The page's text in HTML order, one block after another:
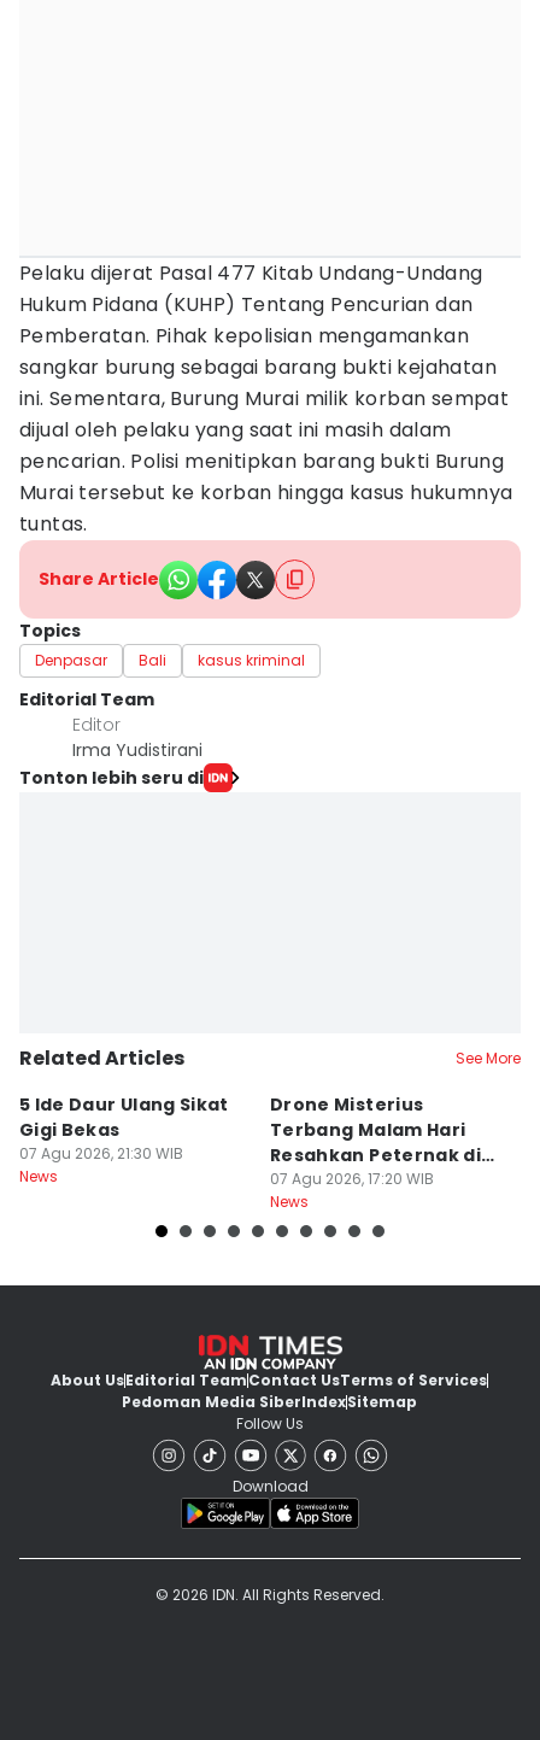
Pelaku dijerat Pasal 477 Kitab Undang-Undang
Hukum Pidana (KUHP) Tentang Pencurian dan
Pemberatan. Pihak kepolisian mengamankan
sangkar burung sebagai barang bukti kejahatan
ini. Sementara, Burung Murai milik korban sempat
dijual oleh pelaku yang saat ini masih dalam
pencarian. Polisi menitipkan barang bukti Burung
Murai tersebut ke korban hingga kasus hukumnya
tuntas.
Share Article
Topics
Denpasar Bali kasus kriminal
Editorial Team
Editor
Irma Yudistirani
Tonton lebih seru di
Related Articles See More
5 Ide Daur Ulang Sikat
Gigi Bekas
07 Agu 2026, 21:30 WIB
News
Drone Misterius
Terbang Malam Hari
Resahkan Peternak di
Marga Tabanan
07 Agu 2026, 17:20 WIB
News
About UsEditorial TeamContact UsTerms of Services
Pedoman Media SiberIndexSitemap
Follow Us
Download
© 2026 IDN. All Rights Reserved.